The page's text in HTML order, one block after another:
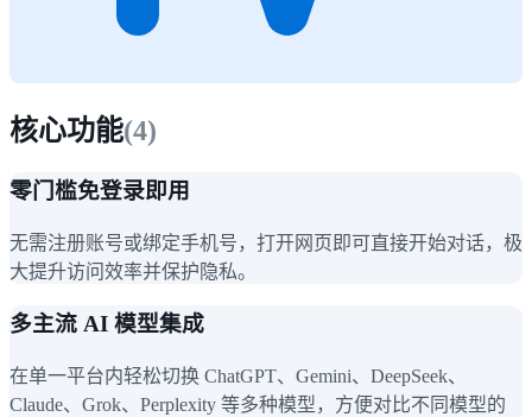
核心功能(4)
零门槛免登录即用
无需注册账号或绑定手机号，打开网页即可直接开始对话，极
大提升访问效率并保护隐私。
多主流 AI 模型集成
在单一平台内轻松切换 ChatGPT、Gemini、DeepSeek、
Claude、Grok、Perplexity 等多种模型，方便对比不同模型的